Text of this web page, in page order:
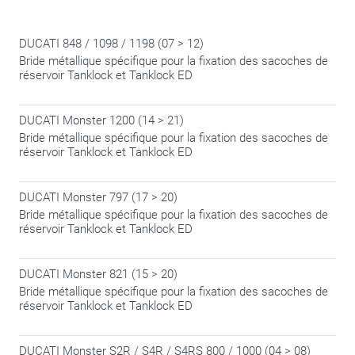
DUCATI 848 / 1098 / 1198 (07 > 12)
Bride métallique spécifique pour la fixation des sacoches de
réservoir Tanklock et Tanklock ED
DUCATI Monster 1200 (14 > 21)
Bride métallique spécifique pour la fixation des sacoches de
réservoir Tanklock et Tanklock ED
DUCATI Monster 797 (17 > 20)
Bride métallique spécifique pour la fixation des sacoches de
réservoir Tanklock et Tanklock ED
DUCATI Monster 821 (15 > 20)
Bride métallique spécifique pour la fixation des sacoches de
réservoir Tanklock et Tanklock ED
DUCATI Monster S2R / S4R / S4RS 800 / 1000 (04 > 08)